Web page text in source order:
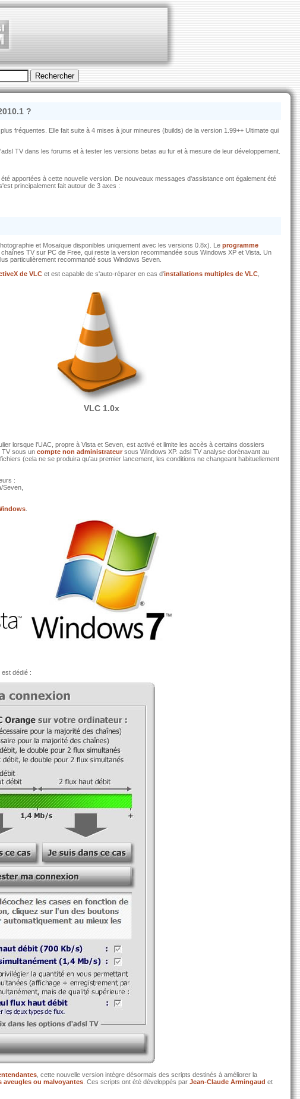
?
fréquentes. Elle fait suite à 4 mises à jour mineures (builds) de la version 1.99++ Ultimate qui
TV dans les forums et à tester les versions betas au fur et à mesure de leur développement.
apportées à cette nouvelle version. De nouveaux messages d'assistance ont également été
principalement fait autour de 3 axes :
et Mosaïque disponibles uniquement avec les versions 0.8x). Le programme
TV sur PC de Free, qui reste la version recommandée sous Windows XP et Vista. Un
particulièrement recommandé sous Windows Seven.
de VLC et est capable de s'auto-réparer en cas d'installations multiples de VLC
VLC 1.0x
lorsque l'UAC, propre à Vista et Seven, est activé et limite les accès à certains dossiers
TV sous un compte non administrateur sous Windows XP. adsl TV analyse dorénavant au
(cela ne se produira qu'au premier lancement, les conditions ne changeant habituellement
:
dédié :
, cette nouvelle version intègre désormais des scripts destinés à améliorer la
aveugles ou malvoyantes . Ces scripts ont été développés par Jean-Claude Armingaud et